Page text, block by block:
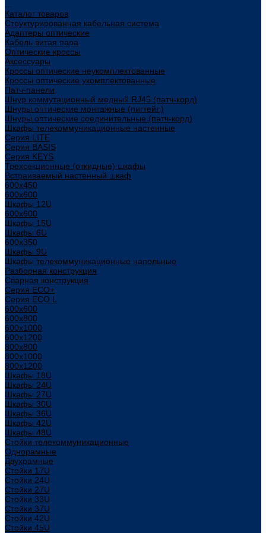
Каталог товаров
Структурированная кабельная система
Адаптеры оптические
Кабель витая пара
Оптические кроссы
Аксессуары
Кроссы оптические неукомплектованные
Кроссы оптические укомплектованные
Патч-панели
Шнур коммутационный медный RJ45 (патч-корд)
Шнуры оптические монтажные (пигтейл)
Шнуры оптические соединительные (патч-корд)
Шкафы телекоммуникационные настенные
Cерия LITE
Cерия BASIS
Cерия KEYS
Трехсекционные (откидные) шкафы
Встраиваемый настенный шкаф
600x450
600x600
Шкафы 12U
600x600
Шкафы 15U
Шкафы 6U
600x350
Шкафы 9U
Шкафы телекоммуникационные напольные
Разборная конструкция
Сварная конструкция
Серия ECO+
Серия ECO L
600x600
600x800
600х1000
600х1200
800x800
800х1000
800х1200
Шкафы 18U
Шкафы 24U
Шкафы 27U
Шкафы 30U
Шкафы 36U
Шкафы 42U
Шкафы 48U
Стойки телекоммуникационные
Однорамные
Двухрамные
Стойки 17U
Стойки 24U
Стойки 27U
Стойки 33U
Стойки 37U
Стойки 42U
Стойки 45U